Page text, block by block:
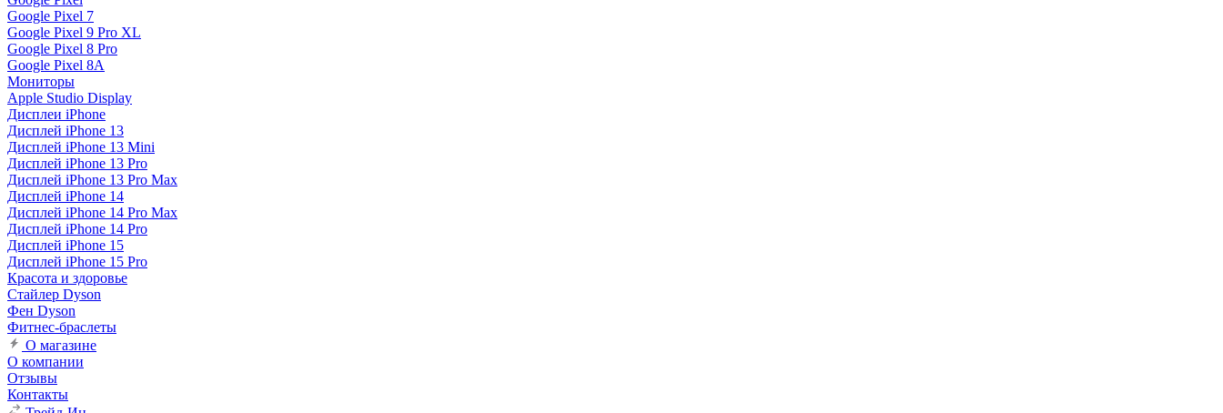
Google Pixel 7
Google Pixel 9 Pro XL
Google Pixel 8 Pro
Google Pixel 8A
Мониторы
Apple Studio Display
Дисплеи iPhone
Дисплей iPhone 13
Дисплей iPhone 13 Mini
Дисплей iPhone 13 Pro
Дисплей iPhone 13 Pro Max
Дисплей iPhone 14
Дисплей iPhone 14 Pro Max
Дисплей iPhone 14 Pro
Дисплей iPhone 15
Дисплей iPhone 15 Pro
Красота и здоровье
Стайлер Dyson
Фен Dyson
Фитнес-браслеты
О магазине
О компании
Отзывы
Контакты